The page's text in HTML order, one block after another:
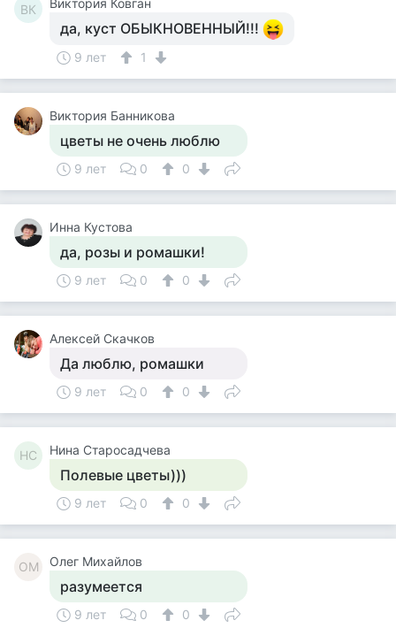
ВК Виктория Ковган
да, куст ОБЫКНОВЕННЫЙ!!!
9 лет 1
Виктория Банникова
цветы не очень люблю
9 лет 0 0
Инна Кустова
да, розы и ромашки!
9 лет 0 0
Алексей Скачков
Да люблю, ромашки
9 лет 0 0
НС Нина Старосадчева
Полевые цветы)))
9 лет 0 0
ОМ Олег Михайлов
разумеется
9 лет 0 0